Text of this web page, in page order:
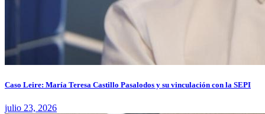
Caso Leire: María Teresa Castillo Pasalodos y su vinculación con la SEPI
julio 23, 2026